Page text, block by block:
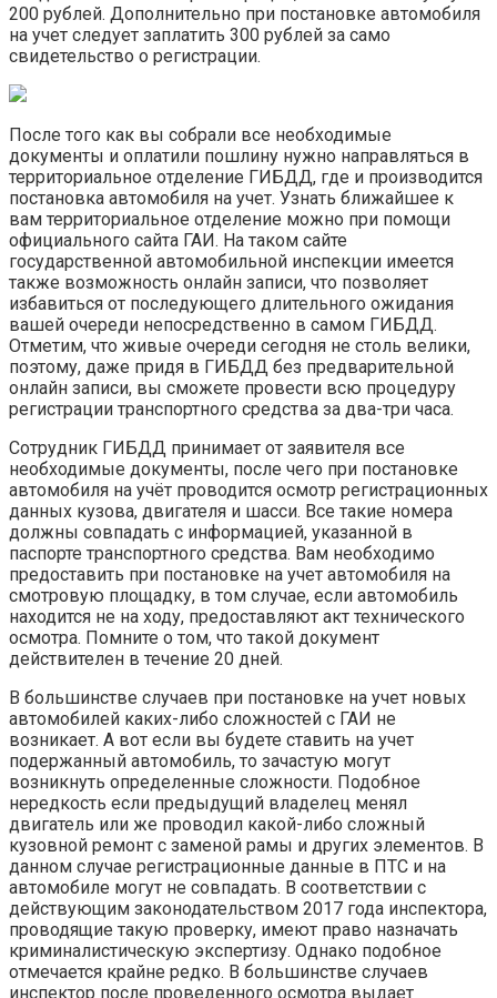
200 рублей. Дополнительно при постановке автомобиля
на учет следует заплатить 300 рублей за само
свидетельство о регистрации.
После того как вы собрали все необходимые
документы и оплатили пошлину нужно направляться в
территориальное отделение ГИБДД, где и производится
постановка автомобиля на учет. Узнать ближайшее к
вам территориальное отделение можно при помощи
официального сайта ГАИ. На таком сайте
государственной автомобильной инспекции имеется
также возможность онлайн записи, что позволяет
избавиться от последующего длительного ожидания
вашей очереди непосредственно в самом ГИБДД.
Отметим, что живые очереди сегодня не столь велики,
поэтому, даже придя в ГИБДД без предварительной
онлайн записи, вы сможете провести всю процедуру
регистрации транспортного средства за два-три часа.
Сотрудник ГИБДД принимает от заявителя все
необходимые документы, после чего при постановке
автомобиля на учёт проводится осмотр регистрационных
данных кузова, двигателя и шасси. Все такие номера
должны совпадать с информацией, указанной в
паспорте транспортного средства. Вам необходимо
предоставить при постановке на учет автомобиля на
смотровую площадку, в том случае, если автомобиль
находится не на ходу, предоставляют акт технического
осмотра. Помните о том, что такой документ
действителен в течение 20 дней.
В большинстве случаев при постановке на учет новых
автомобилей каких-либо сложностей с ГАИ не
возникает. А вот если вы будете ставить на учет
подержанный автомобиль, то зачастую могут
возникнуть определенные сложности. Подобное
нередкость если предыдущий владелец менял
двигатель или же проводил какой-либо сложный
кузовной ремонт с заменой рамы и других элементов. В
данном случае регистрационные данные в ПТС и на
автомобиле могут не совпадать. В соответствии с
действующим законодательством 2017 года инспектора,
проводящие такую проверку, имеют право назначать
криминалистическую экспертизу. Однако подобное
отмечается крайне редко. В большинстве случаев
инспектор после проведенного осмотра выдает